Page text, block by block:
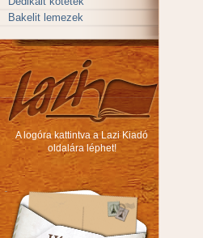
Bakelit lemezek
A logóra kattintva a Lazi Kiadó
oldalára léphet!